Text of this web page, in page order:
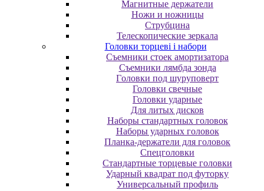
Магнитные держатели
Ножи и ножницы
Струбцина
Телескопические зеркала
Головки торцеві і набори
Cъeмники cтoeк aмopтизaтopa
Cъeмники лямбдa зoндa
Гoлoвки пoд шуpупoвepт
Головки свечные
Головки ударные
Для литых дисков
Наборы стандартных головок
Наборы ударных головок
Планка-держатели для головок
Спецголовки
Стандартные торцевые головки
Ударный квадрат под футорку
Универсальный профиль